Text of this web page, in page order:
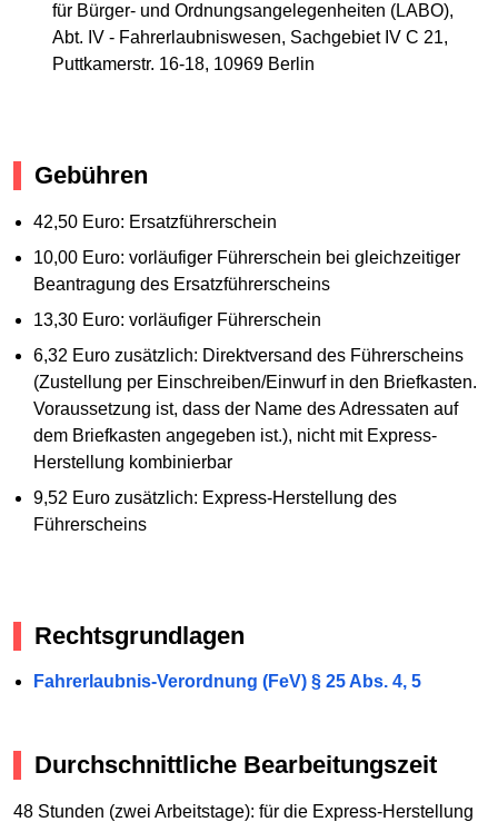
für Bürger- und Ordnungsangelegenheiten (LABO),
Abt. IV - Fahrerlaubniswesen, Sachgebiet IV C 21,
Puttkamerstr. 16-18, 10969 Berlin
Gebühren
42,50 Euro: Ersatzführerschein
10,00 Euro: vorläufiger Führerschein bei gleichzeitiger
Beantragung des Ersatzführerscheins
13,30 Euro: vorläufiger Führerschein
6,32 Euro zusätzlich: Direktversand des Führerscheins
(Zustellung per Einschreiben/Einwurf in den Briefkasten.
Voraussetzung ist, dass der Name des Adressaten auf
dem Briefkasten angegeben ist.), nicht mit Express-
Herstellung kombinierbar
9,52 Euro zusätzlich: Express-Herstellung des
Führerscheins
Rechtsgrundlagen
Fahrerlaubnis-Verordnung (FeV) § 25 Abs. 4, 5
Durchschnittliche Bearbeitungszeit
48 Stunden (zwei Arbeitstage): für die Express-Herstellung